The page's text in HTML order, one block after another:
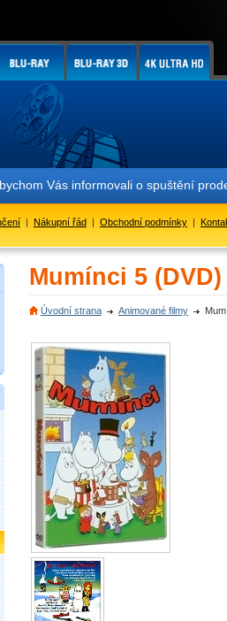
Vás informovali o spuštění
| Nákupní řád | Obchodní podmínky |
Mumínci 5 (DVD)
Úvodní strana Animované filmy